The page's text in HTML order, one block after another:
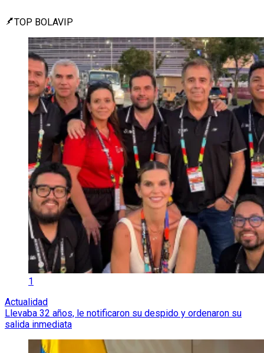
TOP BOLAVIP
1
Actualidad
Llevaba 32 años, le notificaron su despido y ordenaron su
salida inmediata